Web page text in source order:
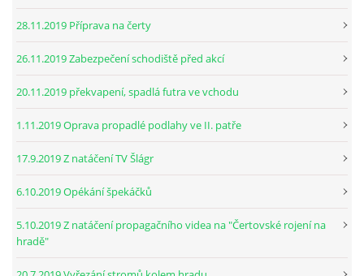
28.11.2019 Příprava na čerty
26.11.2019 Zabezpečení schodiště před akcí
20.11.2019 překvapení, spadlá futra ve vchodu
1.11.2019 Oprava propadlé podlahy ve II. patře
17.9.2019 Z natáčení TV Šlágr
6.10.2019 Opékání špekáčků
5.10.2019 Z natáčení propagačního videa na "Čertovské rojení na
hradě"